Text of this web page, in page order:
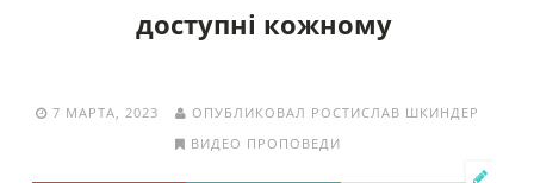
доступні кожному
7 МАРТА, 2023
ОПУБЛИКОВАЛ РОСТИСЛАВ ШКИНДЕР
ВИДЕО ПРОПОВЕДИ